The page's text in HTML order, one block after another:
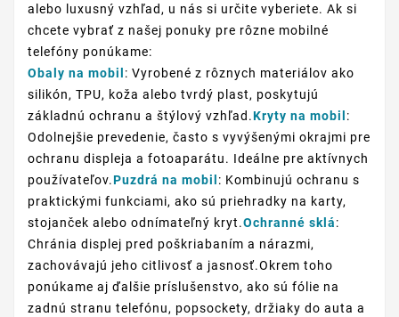
alebo luxusný vzhľad, u nás si určite vyberiete. Ak si
chcete vybrať z našej ponuky pre rôzne mobilné
telefóny ponúkame:
Obaly na mobil : Vyrobené z rôznych materiálov ako
silikón, TPU, koža alebo tvrdý plast, poskytujú
základnú ochranu a štýlový vzhľad.Kryty na mobil :
Odolnejšie prevedenie, často s vyvýšenými okrajmi pre
ochranu displeja a fotoaparátu. Ideálne pre aktívnych
používateľov.Puzdrá na mobil : Kombinujú ochranu s
praktickými funkciami, ako sú priehradky na karty,
stojanček alebo odnímateľný kryt.Ochranné sklá:
Chránia displej pred poškriabaním a nárazmi,
zachovávajú jeho citlivosť a jasnosť.Okrem toho
ponúkame aj ďalšie príslušenstvo, ako sú fólie na
zadnú stranu telefónu, popsockety, držiaky do auta a